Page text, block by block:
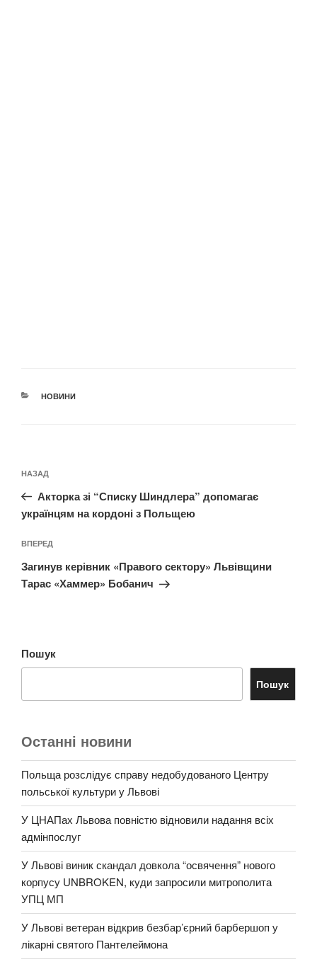
КАТЕГОРІЇ
НОВИНИ
записів
Попередній
запис:
НАЗАД
Акторка зі “Списку Шиндлера” допомагає
українцям на кордоні з Польщею
Наступний
запис
ВПЕРЕД
Загинув керівник «Правого сектору» Львівщини
Тарас «Хаммер» Бобанич
Пошук
Пошук
Останні новини
Польща розслідує справу недобудованого Центру
польської культури у Львові
У ЦНАПах Львова повністю відновили надання всіх
адмінпослуг
У Львові виник скандал довкола “освячення” нового
корпусу UNBROKEN, куди запросили митрополита
УПЦ МП
У Львові ветеран відкрив безбар’єрний барбершоп у
лікарні святого Пантелеймона